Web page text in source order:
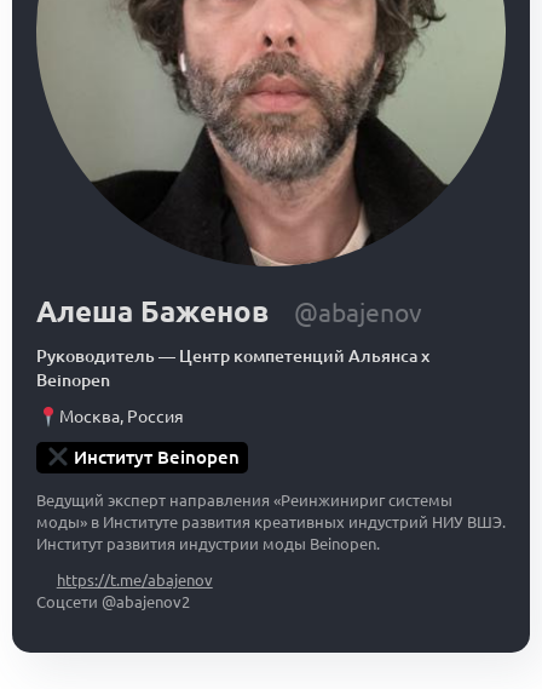
Алеша Баженов @abajenov
Руководитель— Центр компетенций Альянса x
Beinopen
Москва, Россия
Институт Beinopen
Ведущий эксперт направления «Реинжинириг системы
моды» в Институте развития креативных индустрий НИУ ВШЭ.
Институт развития индустрии моды Beinopen.
https://t.me/abajenov
Соцсети @abajenov2